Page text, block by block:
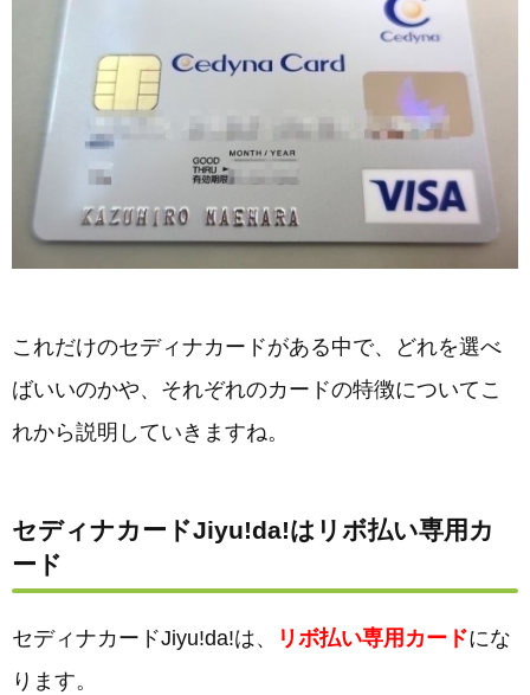
これだけのセディナカードがある中で、どれを選べ
ばいいのかや、それぞれのカードの特徴についてこ
れから説明していきますね。
セディナカードJiyu!da!はリボ払い専用カ
ード
セディナカードJiyu!da!は、 リボ払い専用カードにな
ります。